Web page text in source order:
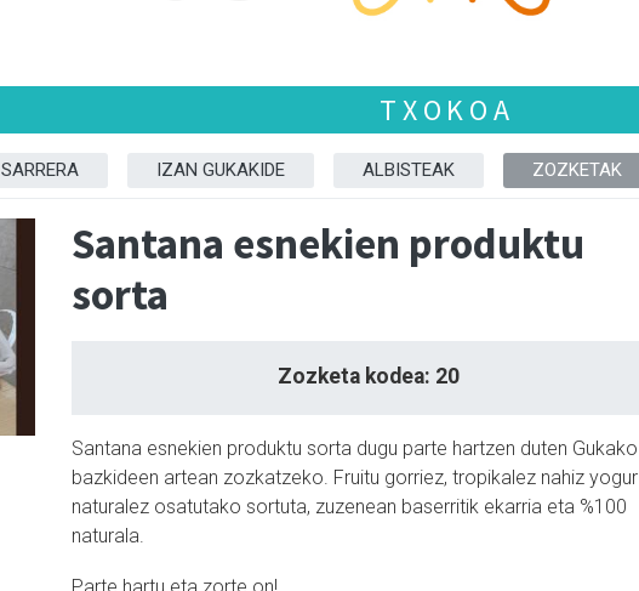
TXOKOA
SARRERA IZAN GUKAKIDE ALBISTEAK ZOZKETAK
Santana esnekien produktu
sorta
Zozketa kodea: 20
Santana esnekien produktu sorta dugu parte hartzen duten Gukako
bazkideen artean zozkatzeko. Fruitu gorriez, tropikalez nahiz yogur
naturalez osatutako sortuta, zuzenean baserritik ekarria eta %100
naturala.